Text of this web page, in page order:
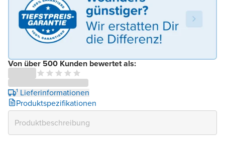
Von über 500 Kunden bewertet als:
¹ Lieferinformationen
Produktspezifikationen